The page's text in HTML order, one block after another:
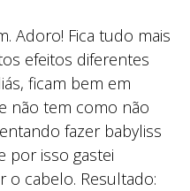
Adoro! Fica tudo mais
efeitos diferentes
ficam bem em
não tem como não
fazer babyliss
por isso gastei
cabelo. Resultado: